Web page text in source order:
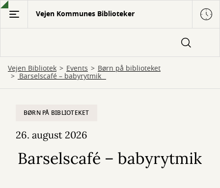
Gå
hovedindhold
Vejen Kommunes Biblioteker
Vejen Bibliotek Events Børn på biblioteket
Barselscafé – babyrytmik
BØRN PÅ BIBLIOTEKET
26. august 2026
Barselscafé – babyrytmik